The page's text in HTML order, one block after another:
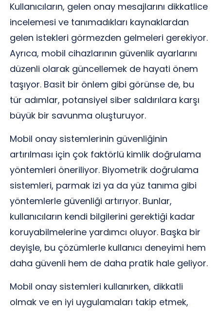
Kullanıcıların, gelen onay mesajlarını dikkatlice
incelemesi ve tanımadıkları kaynaklardan
gelen istekleri görmezden gelmeleri gerekiyor.
Ayrıca, mobil cihazlarının güvenlik ayarlarını
düzenli olarak güncellemek de hayati önem
taşıyor. Basit bir önlem gibi görünse de, bu
tür adımlar, potansiyel siber saldırılara karşı
büyük bir savunma oluşturuyor.
Mobil onay sistemlerinin güvenliğinin
artırılması için çok faktörlü kimlik doğrulama
yöntemleri öneriliyor. Biyometrik doğrulama
sistemleri, parmak izi ya da yüz tanıma gibi
yöntemlerle güvenliği artırıyor. Bunlar,
kullanıcıların kendi bilgilerini gerektiği kadar
koruyabilmelerine yardımcı oluyor. Başka bir
deyişle, bu çözümlerle kullanıcı deneyimi hem
daha güvenli hem de daha pratik hale geliyor.
Mobil onay sistemleri kullanırken, dikkatli
olmak ve en iyi uygulamaları takip etmek,